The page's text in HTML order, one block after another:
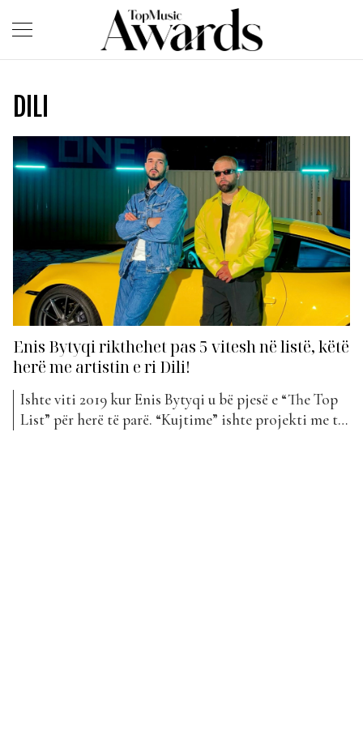
DILI
Enis Bytyqi rikthehet pas 5 vitesh në listë, këtë
herë me artistin e ri Dili!
Ishte viti 2019 kur Enis Bytyqi u bë pjesë e “The Top
List” për herë të parë. “Kujtime” ishte projekti me të